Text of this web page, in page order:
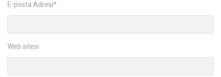
E-posta Adresi*
Web sitesi